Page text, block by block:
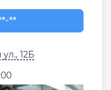
65
**
12Б